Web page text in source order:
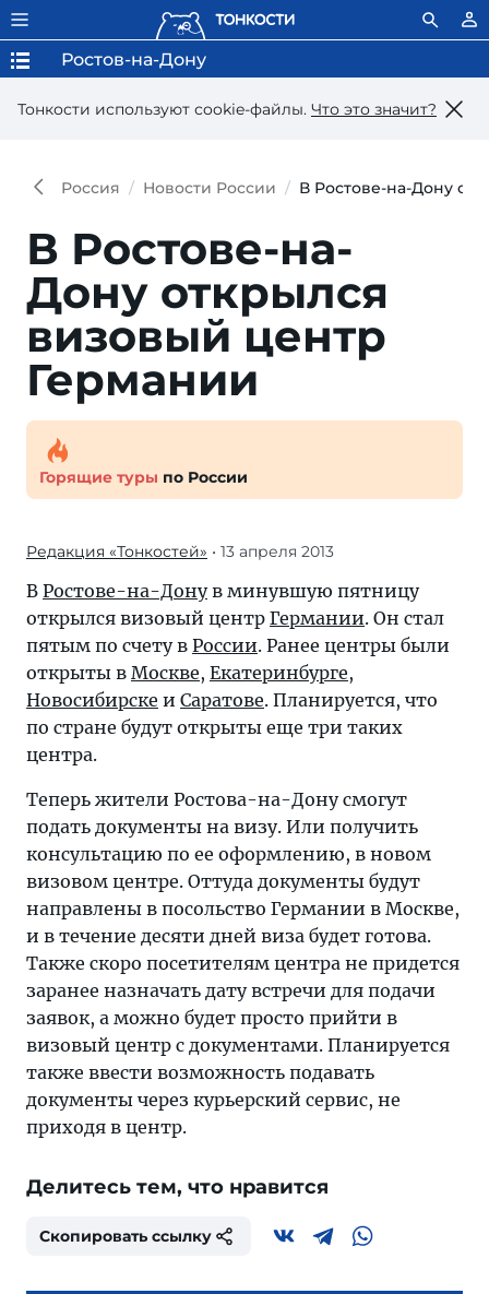
Тонкости используют сookie-файлы. Что это значит?
Ростов-на-Дону
Россия Новости России В Ростове-на-Дону
В Ростове-на-
Дону открылся
визовый центр
Германии
Горящие туры по России
Редакция «Тонкостей» • 13 апреля 2013
В Ростове-на-Донув минувшую пятницу
открылся визовый центр Германии. Он стал
пятым по счету в России. Ранее центры были
открыты в Москве, Екатеринбурге,
Новосибирске и Саратове. Планируется, что
по стране будут открыты еще три таких
центра.
Теперь жители Ростова-на-Дону смогут
подать документы на визу. Или получить
консультацию по ее оформлению, в новом
визовом центре. Оттуда документы будут
направлены в посольство Германии в Москве,
и в течение десяти дней виза будет готова.
Также скоро посетителям центра не придется
заранее назначать дату встречи для подачи
заявок, а можно будет просто прийти в
визовый центр с документами. Планируется
также ввести возможность подавать
документы через курьерский сервис, не
приходя в центр.
Делитесь тем, что нравится
Скопировать ссылку